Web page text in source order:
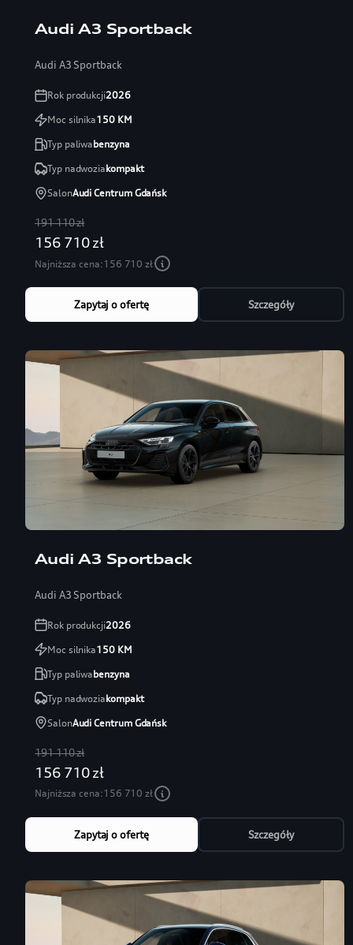
Audi A3 Sportback
Audi A3 Sportback
Rok produkcji2026
Moc silnika150KM
Typ paliwabenzyna
Typ nadwoziakompakt
SalonAudi Centrum Gdańsk
191 110 zł
156 710 zł
Najniższa cena:156 710 zł
Zapytaj o ofertę Szczegóły
Audi A3 Sportback
Audi A3 Sportback
Rok produkcji2026
Moc silnika150KM
Typ paliwabenzyna
Typ nadwoziakompakt
SalonAudi Centrum Gdańsk
191 110 zł
156 710 zł
Najniższa cena:156 710 zł
Zapytaj o ofertę Szczegóły